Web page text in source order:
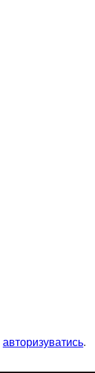
авторизуватись.